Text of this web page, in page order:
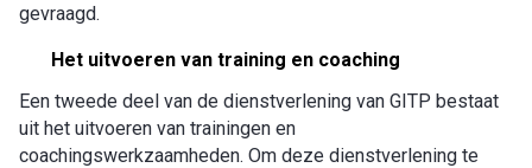
gevraagd.
Het uitvoeren van training en coaching
Een tweede deel van de dienstverlening van GITP bestaat
uit het uitvoeren van trainingen en
coachingswerkzaamheden. Om deze dienstverlening te